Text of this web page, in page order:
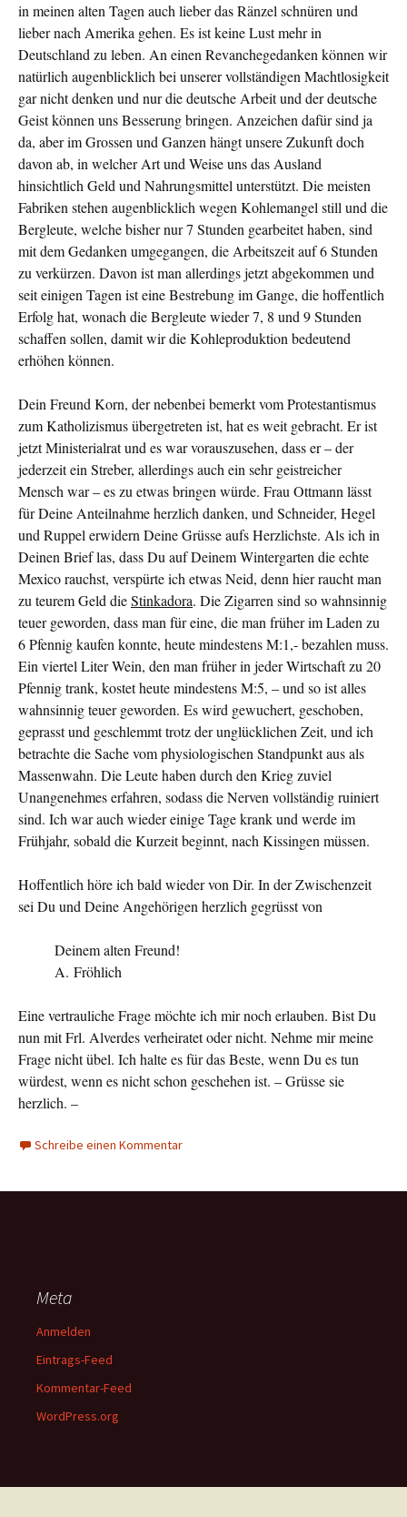
in meinen alten Tagen auch lieber das Ränzel schnüren und
lieber nach Amerika gehen. Es ist keine Lust mehr in
Deutschland zu leben. An einen Revanchegedanken können wir
natürlich augenblicklich bei unserer vollständigen Machtlosigkeit
gar nicht denken und nur die deutsche Arbeit und der deutsche
Geist können uns Besserung bringen. Anzeichen dafür sind ja
da, aber im Grossen und Ganzen hängt unsere Zukunft doch
davon ab, in welcher Art und Weise uns das Ausland
hinsichtlich Geld und Nahrungsmittel unterstützt. Die meisten
Fabriken stehen augenblicklich wegen Kohlemangel still und die
Bergleute, welche bisher nur 7 Stunden gearbeitet haben, sind
mit dem Gedanken umgegangen, die Arbeitszeit auf 6 Stunden
zu verkürzen. Davon ist man allerdings jetzt abgekommen und
seit einigen Tagen ist eine Bestrebung im Gange, die hoffentlich
Erfolg hat, wonach die Bergleute wieder 7, 8 und 9 Stunden
schaffen sollen, damit wir die Kohleproduktion bedeutend
erhöhen können.
Dein Freund Korn, der nebenbei bemerkt vom Protestantismus
zum Katholizismus übergetreten ist, hat es weit gebracht. Er ist
jetzt Ministerialrat und es war vorauszusehen, dass er – der
jederzeit ein Streber, allerdings auch ein sehr geistreicher
Mensch war – es zu etwas bringen würde. Frau Ottmann lässt
für Deine Anteilnahme herzlich danken, und Schneider, Hegel
und Ruppel erwidern Deine Grüsse aufs Herzlichste. Als ich in
Deinen Brief las, dass Du auf Deinem Wintergarten die echte
Mexico rauchst, verspürte ich etwas Neid, denn hier raucht man
zu teurem Geld dieStinkadora. Die Zigarren sind so wahnsinnig
teuer geworden, dass man für eine, die man früher im Laden zu
6 Pfennig kaufen konnte, heute mindestens M:1,- bezahlen muss.
Ein viertel Liter Wein, den man früher in jeder Wirtschaft zu 20
Pfennig trank, kostet heute mindestens M:5, – und so ist alles
wahnsinnig teuer geworden. Es wird gewuchert, geschoben,
geprasst und geschlemmt trotz der unglücklichen Zeit, und ich
betrachte die Sache vom physiologischen Standpunkt aus als
Massenwahn. Die Leute haben durch den Krieg zuviel
Unangenehmes erfahren, sodass die Nerven vollständig ruiniert
sind. Ich war auch wieder einige Tage krank und werde im
Frühjahr, sobald die Kurzeit beginnt, nach Kissingen müssen.
Hoffentlich höre ich bald wieder von Dir. In der Zwischenzeit
sei Du und Deine Angehörigen herzlich gegrüsst von
Deinem alten Freund!
A. Fröhlich
Eine vertrauliche Frage möchte ich mir noch erlauben. Bist Du
nun mit Frl. Alverdes verheiratet oder nicht. Nehme mir meine
Frage nicht übel. Ich halte es für das Beste, wenn Du es tun
würdest, wenn es nicht schon geschehen ist. – Grüsse sie
herzlich. –
Schreibe einen Kommentar
Meta
Anmelden
Eintrags-Feed
Kommentar-Feed
WordPress.org